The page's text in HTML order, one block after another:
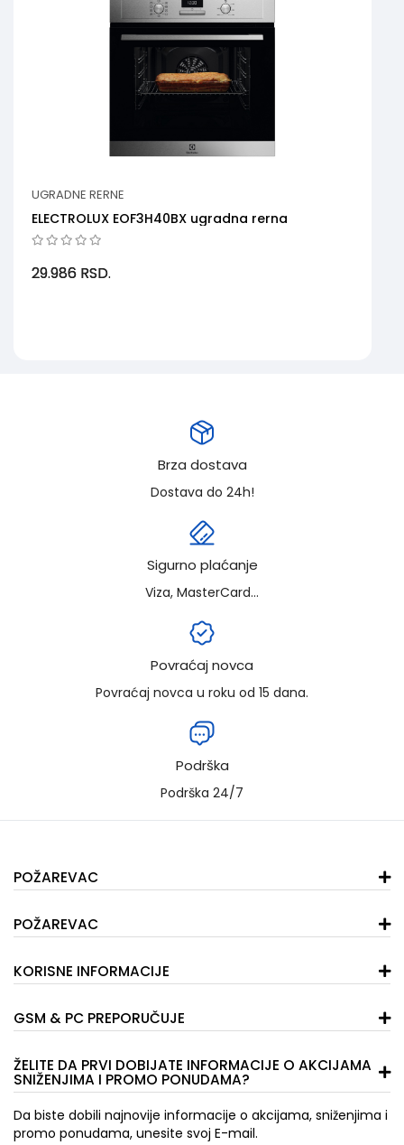
UGRADNE RERNE
ELECTROLUX EOF3H40BX ugradna rerna
29.986 RSD.
Brza dostava
Dostava do 24h!
Sigurno plaćanje
Viza, MasterCard...
Povraćaj novca
Povraćaj novca u roku od 15 dana.
Podrška
Podrška 24/7
POŽAREVAC
POŽAREVAC
KORISNE INFORMACIJE
GSM & PC PREPORUČUJE
ŽELITE DA PRVI DOBIJATE INFORMACIJE O AKCIJAMA
SNIŽENJIMA I PROMO PONUDAMA?
Da biste dobili najnovije informacije o akcijama, sniženjima i
promo ponudama, unesite svoj E-mail.